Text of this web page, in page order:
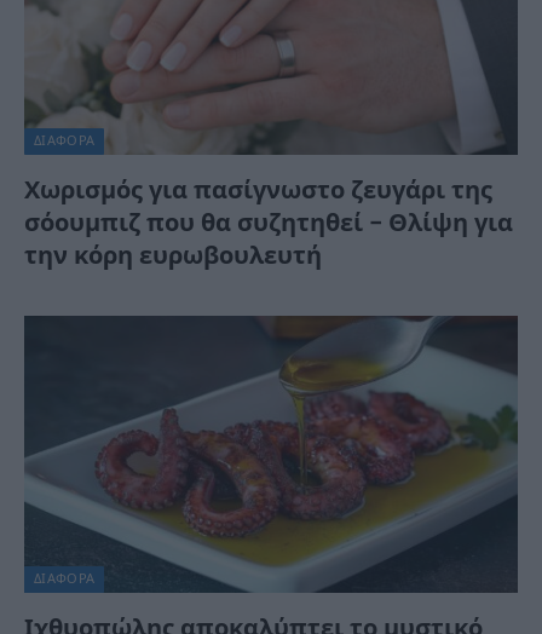
ΔΙΆΦΟΡΑ
Χωρισμός για πασίγνωστο ζευγάρι της
σόουμπιζ που θα συζητηθεί – Θλίψη για
την κόρη ευρωβουλευτή
ΔΙΆΦΟΡΑ
Ιχθυοπώλης αποκαλύπτει το μυστικό